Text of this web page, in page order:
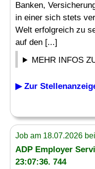
Banken,
in einer sich stets
Welt erfolgreich zu
auf den [...]
MEHR INFOS
▶ Zur
Job am 18.07.2026
ADP Employer
23:07:36. 744